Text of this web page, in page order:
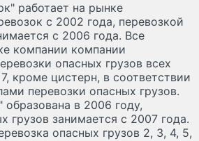
работает на рынке
с 2002 года, перевозкой
с 2006 года. Все
компании компании
опасных грузов всех
кроме цистерн, в соответствии
перевозки опасных грузов.
в 2006 году,
грузов занимается с 2007 года.
опасных грузов 2, 3, 4, 5,